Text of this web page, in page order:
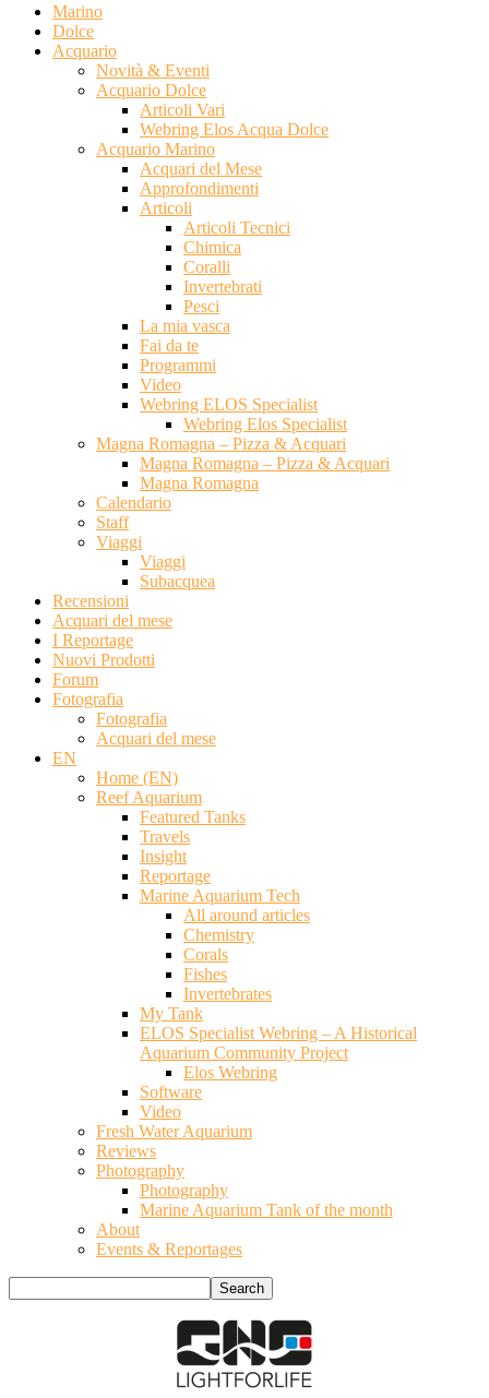
Marino
Dolce
Acquario
Novità & Eventi
Acquario Dolce
Articoli Vari
Webring Elos Acqua Dolce
Acquario Marino
Acquari del Mese
Approfondimenti
Articoli
Articoli Tecnici
Chimica
Coralli
Invertebrati
Pesci
La mia vasca
Fai da te
Programmi
Video
Webring ELOS Specialist
Webring Elos Specialist
Magna Romagna – Pizza & Acquari
Magna Romagna – Pizza & Acquari
Magna Romagna
Calendario
Staff
Viaggi
Viaggi
Subacquea
Recensioni
Acquari del mese
I Reportage
Nuovi Prodotti
Forum
Fotografia
Fotografia
Acquari del mese
EN
Home (EN)
Reef Aquarium
Featured Tanks
Travels
Insight
Reportage
Marine Aquarium Tech
All around articles
Chemistry
Corals
Fishes
Invertebrates
My Tank
ELOS Specialist Webring – A Historical
Aquarium Community Project
Elos Webring
Software
Video
Fresh Water Aquarium
Reviews
Photography
Photography
Marine Aquarium Tank of the month
About
Events & Reportages